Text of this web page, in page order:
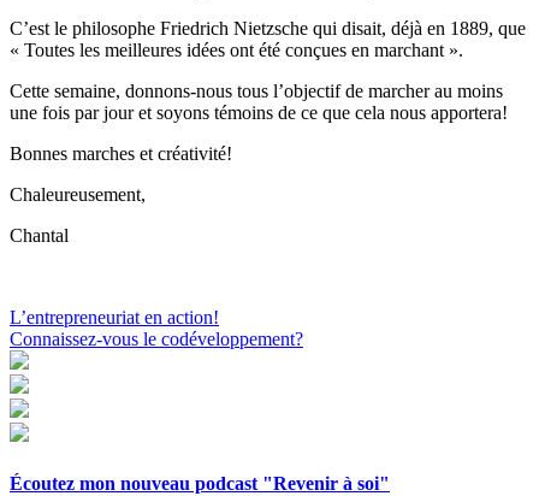
C’est le philosophe Friedrich Nietzsche qui disait, déjà en 1889, que
« Toutes les meilleures idées ont été conçues en marchant ».
Cette semaine, donnons-nous tous l’objectif de marcher au moins
une fois par jour et soyons témoins de ce que cela nous apportera!
Bonnes marches et créativité!
Chaleureusement,
Chantal
Navigation
de
l'article
L’entrepreneuriat en action!
Connaissez-vous le codéveloppement?
Écoutez mon nouveau podcast "Revenir à soi"